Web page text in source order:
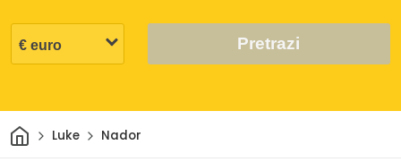
Pretrazi
DomLuke Nador